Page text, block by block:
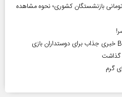
ضروری ۷۵ میلیون تومانی بازنشستگان کشوری؛ نحوه مشاهده
گذاشت
گرم